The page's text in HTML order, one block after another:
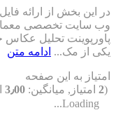
در این بخش از ارائه
پاورپوینت تحلیل عکاس
یکی از مک... ادامه متن
امتیاز به این صفحه
(
2 امتیاز, میانگین: 3٫00
Loading...